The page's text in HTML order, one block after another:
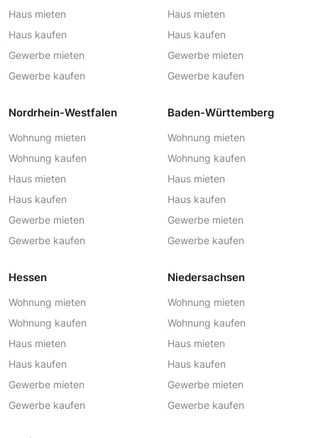
Haus mieten
Haus kaufen
Gewerbe mieten
Gewerbe kaufen
Haus mieten
Haus kaufen
Gewerbe mieten
Gewerbe kaufen
Nordrhein-Westfalen
Wohnung mieten
Wohnung kaufen
Haus mieten
Haus kaufen
Gewerbe mieten
Gewerbe kaufen
Baden-Württemberg
Wohnung mieten
Wohnung kaufen
Haus mieten
Haus kaufen
Gewerbe mieten
Gewerbe kaufen
Hessen
Wohnung mieten
Wohnung kaufen
Haus mieten
Haus kaufen
Gewerbe mieten
Gewerbe kaufen
Niedersachsen
Wohnung mieten
Wohnung kaufen
Haus mieten
Haus kaufen
Gewerbe mieten
Gewerbe kaufen